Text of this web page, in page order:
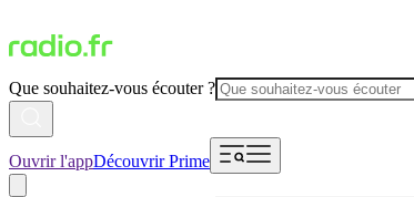
Que souhaitez-vous écouter ?
Ouvrir l'appDécouvrir Prime